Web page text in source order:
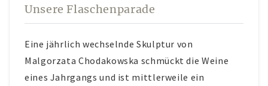
Unsere Flaschenparade
Eine jährlich wechselnde Skulptur von
Malgorzata Chodakowska schmückt die Weine
eines Jahrgangs und ist mittlerweile ein